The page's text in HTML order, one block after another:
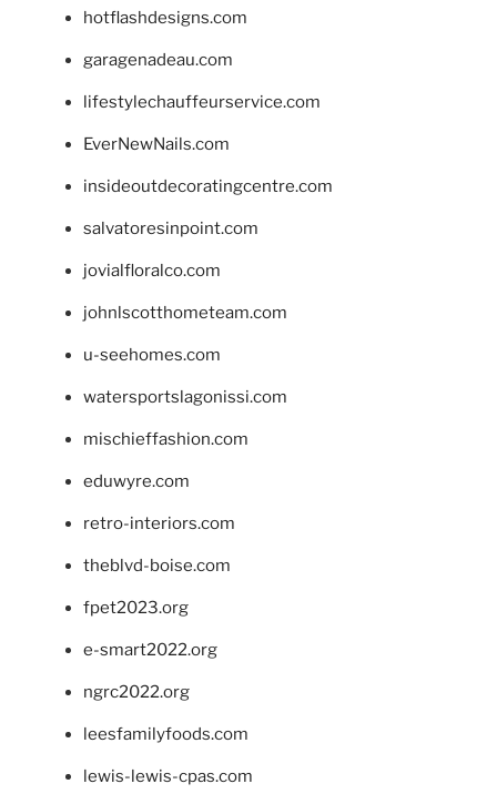
hotflashdesigns.com
garagenadeau.com
lifestylechauffeurservice.com
EverNewNails.com
insideoutdecoratingcentre.com
salvatoresinpoint.com
jovialfloralco.com
johnlscotthometeam.com
u-seehomes.com
watersportslagonissi.com
mischieffashion.com
eduwyre.com
retro-interiors.com
theblvd-boise.com
fpet2023.org
e-smart2022.org
ngrc2022.org
leesfamilyfoods.com
lewis-lewis-cpas.com